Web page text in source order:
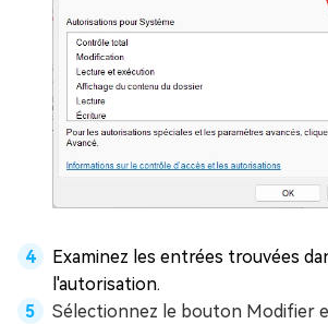
Examinez les entrées trouvées
l'autorisation.
Sélectionnez le bouton Modifier